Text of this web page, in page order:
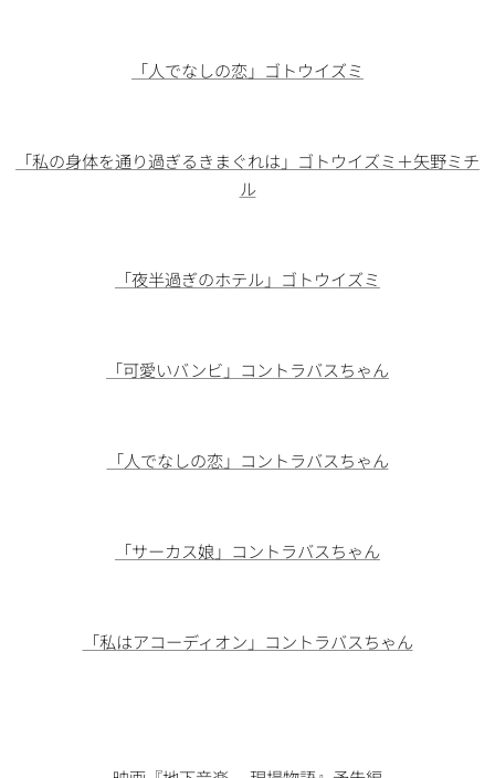
「人でなしの恋」ゴトウイズミ
「私の身体を通り過ぎるきまぐれは」ゴトウイズミ＋矢野ミチ
ル
「夜半過ぎのホテル」ゴトウイズミ
「可愛いバンビ」コントラバスちゃん
「人でなしの恋」コントラバスちゃん
「サーカス娘」コントラバスちゃん
「私はアコーディオン」コントラバスちゃん